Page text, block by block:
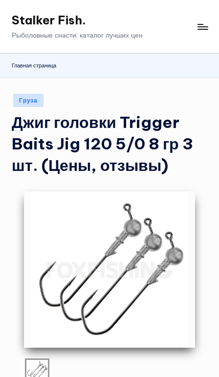
Перейти
Stalker Fish.
Рыболовные снасти: каталог лучших цен
Главная страница
Опубликовано
в
Груза
Джиг головки Trigger
Baits Jig 120 5/0 8 гр 3
шт. (Цены, отзывы)